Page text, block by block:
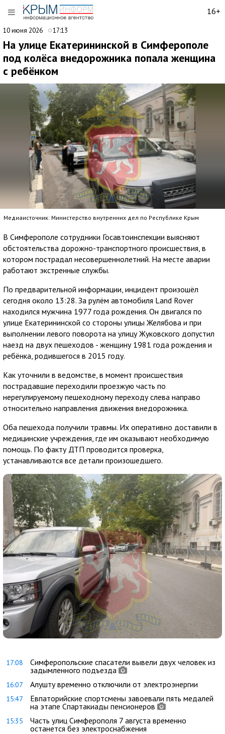
16+
10 июня 2026 17:13
На улице Екатерининской в Симферополе
под колёса внедорожника попала женщина
с ребёнком
Медиаисточник: Министерство внутренних дел по Республике Крым
В Симферополе сотрудники Госавтоинспекции выясняют
обстоятельства дорожно-транспортного происшествия, в
котором пострадал несовершеннолетний. На месте аварии
работают экстренные службы.
По предварительной информации, инцидент произошёл
сегодня около 13:28. За рулём автомобиля Land Rover
находился мужчина 1977 года рождения. Он двигался по
улице Екатерининской со стороны улицы Желябова и при
выполнении левого поворота на улицу Жуковского допустил
наезд на двух пешеходов - женщину 1981 года рождения и
ребёнка, родившегося в 2015 году.
Как уточнили в ведомстве, в момент происшествия
пострадавшие переходили проезжую часть по
нерегулируемому пешеходному переходу слева направо
относительно направления движения внедорожника.
Оба пешехода получили травмы. Их оперативно доставили в
медицинские учреждения, где им оказывают необходимую
помощь. По факту ДТП проводится проверка,
устанавливаются все детали произошедшего.
17:08
Симферопольские спасатели вывели двух человек из
задымленного подъезда
16:07 Алушту временно отключили от электроэнергии
15:47
Евпаторийские спортсмены завоевали пять медалей
на этапе Спартакиады пенсионеров
15:35
Часть улиц Симферополя 7 августа временно
останется без электроснабжения